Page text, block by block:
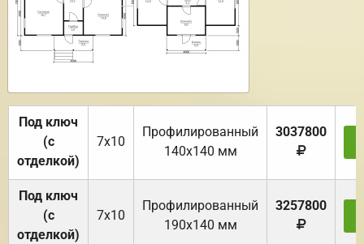
Под ключ
(с
отделкой)
7х10
Профилированный
140х140 мм
3037800
Под ключ
(с
отделкой)
7х10
Профилированный
190х140 мм
3257800